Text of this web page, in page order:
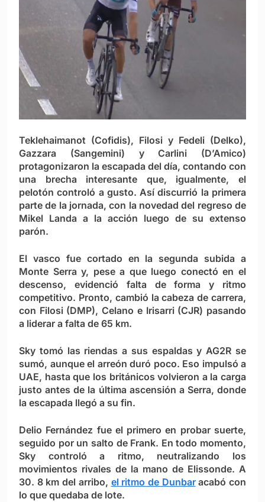
Teklehaimanot (Cofidis), Filosi y Fedeli (Delko),
Gazzara (Sangemini) y Carlini (D’Amico)
protagonizaron la escapada del día, contando con
una brecha interesante que, igualmente, el
pelotón controló a gusto. Así discurrió la primera
parte de la jornada, con la novedad del regreso de
Mikel Landa a la acción luego de su extenso
parón.
El vasco fue cortado en la segunda subida a
Monte Serra y, pese a que luego conectó en el
descenso, evidenció falta de forma y ritmo
competitivo. Pronto, cambió la cabeza de carrera,
con Filosi (DMP), Celano e Irisarri (CJR) pasando
a liderar a falta de 65 km.
Sky tomó las riendas a sus espaldas y AG2R se
sumó, aunque el arreón duró poco. Eso impulsó a
UAE, hasta que los británicos volvieron a la carga
justo antes de la última ascensión a Serra, donde
la escapada llegó a su fin.
Delio Fernández fue el primero en probar suerte,
seguido por un salto de Frank. En todo momento,
Sky controló a ritmo, neutralizando los
movimientos rivales de la mano de Elissonde. A
30. 8 km del arribo, el ritmo de Dunbaracabó con
lo que quedaba de lote.